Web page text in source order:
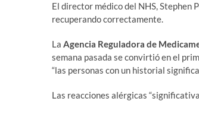
El director médico del NHS, Stephen
recuperando correctamente.
La Agencia Reguladora de
semana pasada se convirtió en el
“las personas con un historial
Las reacciones alérgicas